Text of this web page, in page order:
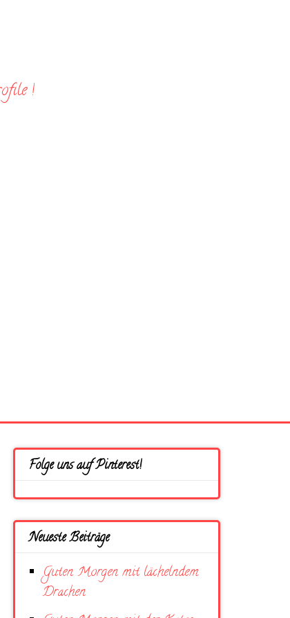
!
Folge uns auf Pinterest!
Neueste Beiträge
Guten Morgen mit lächelndem
Drachen